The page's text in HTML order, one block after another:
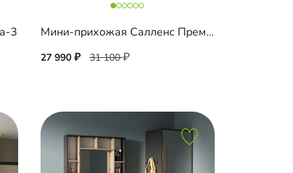
3 Мини-прихожая Салленс Премиум торцевая
27 990 31 100